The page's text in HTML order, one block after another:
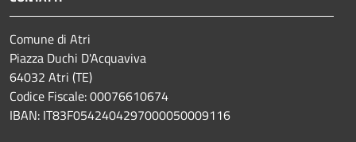
Comune di Atri
Piazza Duchi D'Acquaviva
64032 Atri (TE)
Codice Fiscale: 00076610674
IBAN: IT83F0542404297000050009116